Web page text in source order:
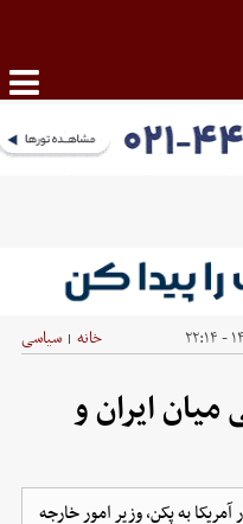
خانه | سیاسی
ایران و
به پکن، وزیر امور خارجه